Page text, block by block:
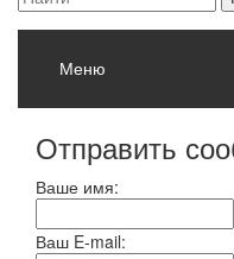
Меню
Отправить
Ваше имя:
Ваш E-mail: